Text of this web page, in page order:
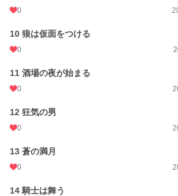
0
10 狼は仮面をつける
0
11 酒場の夜が始まる
0
12 狂気の男
0
13 蒼の満月
0
14 騎士は舞う